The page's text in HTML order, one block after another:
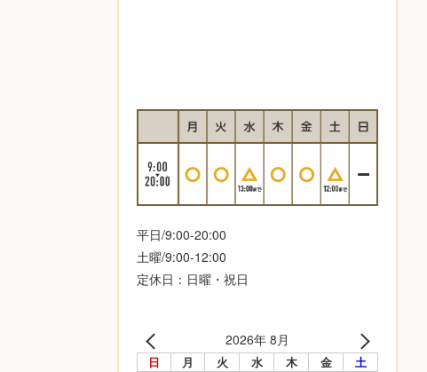
平日/9:00-20:00
土曜/9:00-12:00
定休日：日曜・祝日
2026年 8月
日 月 火 水 木 金 土